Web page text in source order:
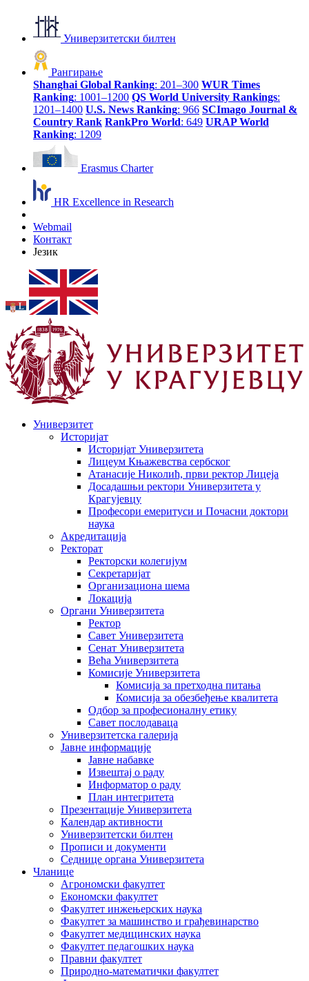
Универзитетски билтен
Рангирање
Shanghai Global Ranking: 201–300 WUR Times
Ranking: 1001–1200 QS World University Rankings:
1201–1400 U.S. News Ranking: 966 SCImago Journal &
Country Rank RankPro World: 649 URAP World
Ranking: 1209
Erasmus Charter
HR Excellence in Research
Webmail
Контакт
Језик
Универзитет
Историјат
Историјат Универзитета
Лицеум Књажевства сербског
Атанасије Николић, први ректор Лицеја
Досадашњи ректори Универзитета у
Крагујевцу
Професори емеритуси и Почасни доктори
наука
Акредитација
Ректорат
Ректорски колегијум
Секретаријат
Организациона шема
Локација
Органи Универзитета
Ректор
Савет Универзитета
Сенат Универзитета
Већа Универзитета
Комисије Универзитета
Комисија за претходна питања
Комисија за обезбеђење квалитета
Одбор за професионалну етику
Савет послодаваца
Универзитетска галерија
Јавне информације
Јавне набавке
Извештај о раду
Информатор о раду
План интегритета
Презентације Универзитета
Календар активности
Универзитетски билтен
Прописи и документи
Седнице органа Универзитета
Чланице
Агрономски факултет
Економски факултет
Факултет инжењерских наука
Факултет за машинство и грађевинарство
Факултет медицинских наука
Факултет педагошких наука
Правни факултет
Природно-математички факултет